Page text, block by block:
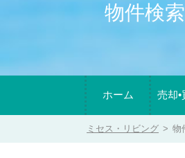
物件検索
ホーム 売却
ミセス・リビング > 物